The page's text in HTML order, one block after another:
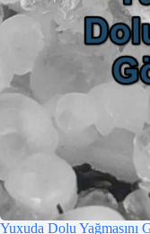
Yuxuda Dolu Yağmasını